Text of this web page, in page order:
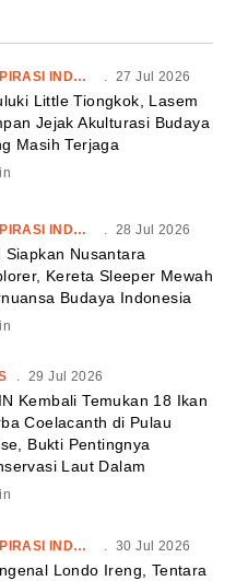
INSPIRASI INDONESIA . 27 Jul 2026
Little Tiongkok, Lasem
Jejak Akulturasi Budaya
Masih Terjaga
INSPIRASI INDONESIA . 28 Jul 2026
Siapkan Nusantara
Kereta Sleeper Mewah
Budaya Indonesia
. 29 Jul 2026
Kembali Temukan 18 Ikan
Coelacanth di Pulau
Bukti Pentingnya
Laut Dalam
INSPIRASI INDONESIA 30 Jul 2026
Londo Ireng, Tentara